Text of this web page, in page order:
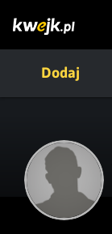
Dodaj